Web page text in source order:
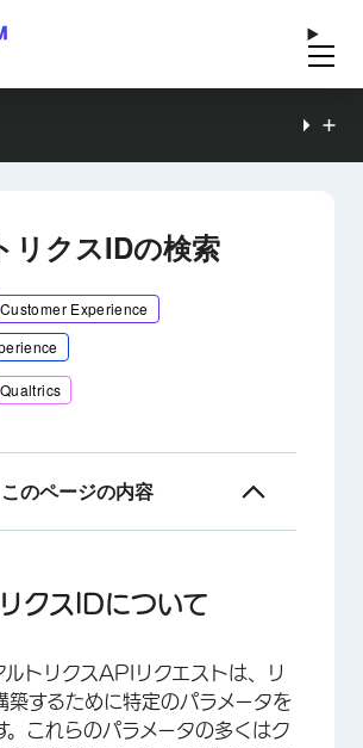
リクスIDの検索
Customer Experience
Qualtrics
このページの内容
スIDの検索
査のIDを探す
クスIDについて
ルトリクスAPIリクエストは、リ
築するために特定のパラメータを
。これらのパラメータの多くはク